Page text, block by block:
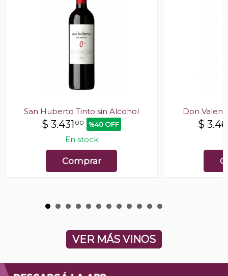
San Huberto Tinto sin Alcohol
$ 3.431 00 %40 OFF
En stock
Comprar
Don
$
VER MÁS VINOS